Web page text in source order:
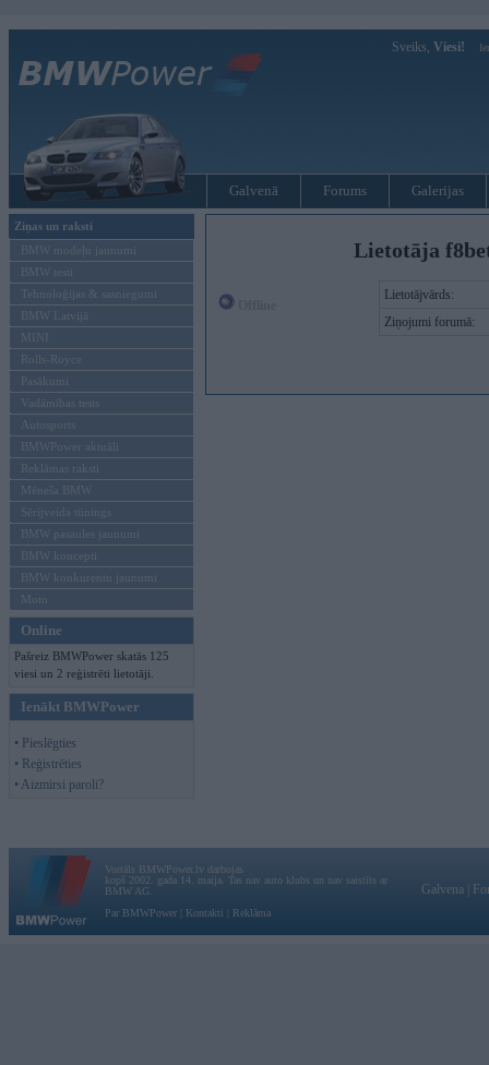
Sveiks, Viesi!
Galvenā Forums Galerijas
Ziņas un raksti
BMW modeļu jaunumi
BMW testi
Tehnoloģijas & sasniegumi
BMW Latvijā
MINI
Rolls-Royce
Pasākumi
Vadāmības tests
Autosports
BMWPower aktuāli
Reklāmas raksti
Mēneša BMW
Sērijveida tūnings
BMW pasaules jaunumi
BMW koncepti
BMW konkurentu jaunumi
Moto
Online
Pašreiz BMWPower skatās 125
viesi un 2 reģistrēti lietotāji.
Ienākt BMWPower
• Pieslēgties
• Reģistrēties
• Aizmirsi paroli?
Lietotāja
Lietotājvārds:
Ziņojumi forumā:
Vortāls BMWPower.lv darbojas
kopš 2002. gada 14. maija. Tas nav auto klubs un nav saistīts ar
BMW AG.
Par BMWPower
Kontakti Reklāma
Galvena